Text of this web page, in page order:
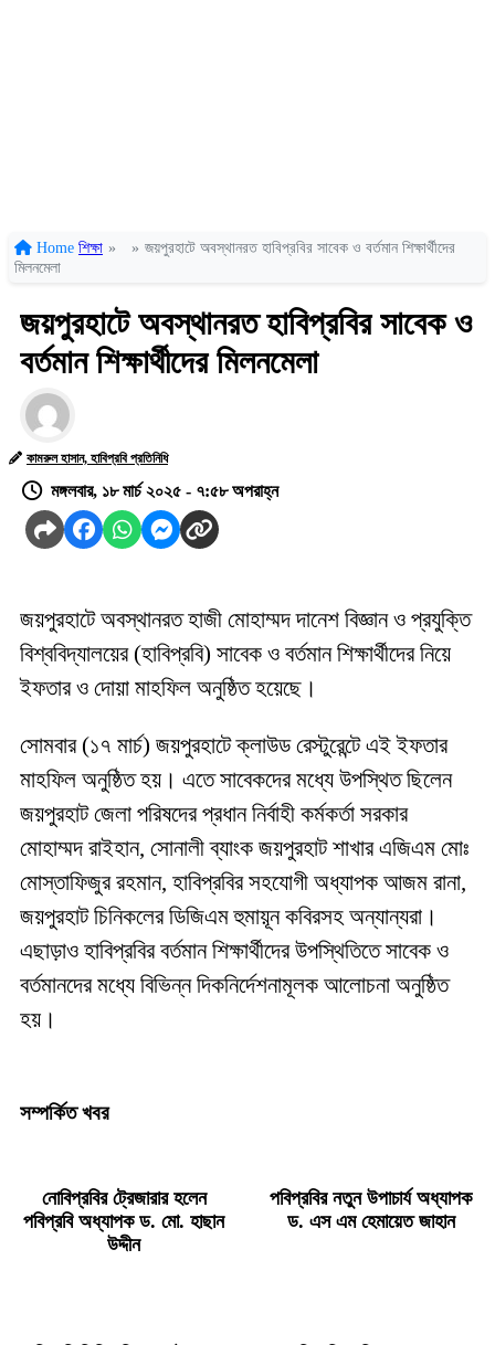
Home শিক্ষা » » জয়পুরহাটে অবস্থানরত হাবিপ্রবির সাবেক ও বর্তমান শিক্ষার্থীদের
মিলনমেলা
জয়পুরহাটে অবস্থানরত হাবিপ্রবির সাবেক ও
বর্তমান শিক্ষার্থীদের মিলনমেলা
কামরুল হাসান, হাবিপ্রবি প্রতিনিধি
মঙ্গলবার, ১৮ মার্চ ২০২৫ - ৭:৫৮ অপরাহ্ন
জয়পুরহাটে অবস্থানরত হাজী মোহাম্মদ দানেশ বিজ্ঞান ও প্রযুক্তি
বিশ্ববিদ্যালয়ের (হাবিপ্রবি) সাবেক ও বর্তমান শিক্ষার্থীদের নিয়ে
ইফতার ও দোয়া মাহফিল অনুষ্ঠিত হয়েছে।
সোমবার (১৭ মার্চ) জয়পুরহাটে ক্লাউড রেস্টুরেন্টে এই ইফতার
মাহফিল অনুষ্ঠিত হয়। এতে সাবেকদের মধ্যে উপস্থিত ছিলেন
জয়পুরহাট জেলা পরিষদের প্রধান নির্বাহী কর্মকর্তা সরকার
মোহাম্মদ রাইহান, সোনালী ব্যাংক জয়পুরহাট শাখার এজিএম মোঃ
মোস্তাফিজুর রহমান, হাবিপ্রবির সহযোগী অধ্যাপক আজম রানা,
জয়পুরহাট চিনিকলের ডিজিএম হুমায়ূন কবিরসহ অন্যান্যরা।
এছাড়াও হাবিপ্রবির বর্তমান শিক্ষার্থীদের উপস্থিতিতে সাবেক ও
বর্তমানদের মধ্যে বিভিন্ন দিকনির্দেশনামূলক আলোচনা অনুষ্ঠিত
হয়।
সম্পর্কিত খবর
নোবিপ্রবির ট্রেজারার হলেন
পবিপ্রবি অধ্যাপক ড. মো. হাছান
উদ্দীন
পবিপ্রবির নতুন উপাচার্য অধ্যাপক
ড. এস এম হেমায়েত জাহান